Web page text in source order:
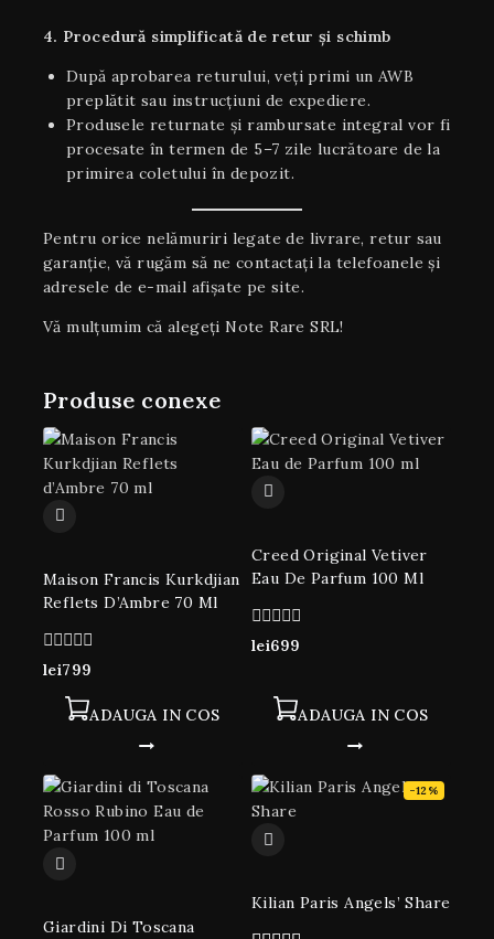
4. Procedură simplificată de retur și schimb
După aprobarea returului, veți primi un AWB
preplătit sau instrucțiuni de expediere.
Produsele returnate și rambursate integral vor fi
procesate în termen de 5–7 zile lucrătoare de la
primirea coletului în depozit.
Pentru orice nelămuriri legate de livrare, retur sau
garanţie, vă rugăm să ne contactați la telefoanele și
adresele de e-mail afișate pe site.
Vă mulțumim că alegeți Note Rare SRL!
Produse conexe
Maison Francis Kurkdjian
Reflets D’Ambre 70 Ml
0
lei799
ADAUGA IN COS
Creed Original Vetiver
Eau De Parfum 100 Ml
0
lei699
ADAUGA IN COS
Giardini Di Toscana
-12%
Kilian Paris Angels’ Share